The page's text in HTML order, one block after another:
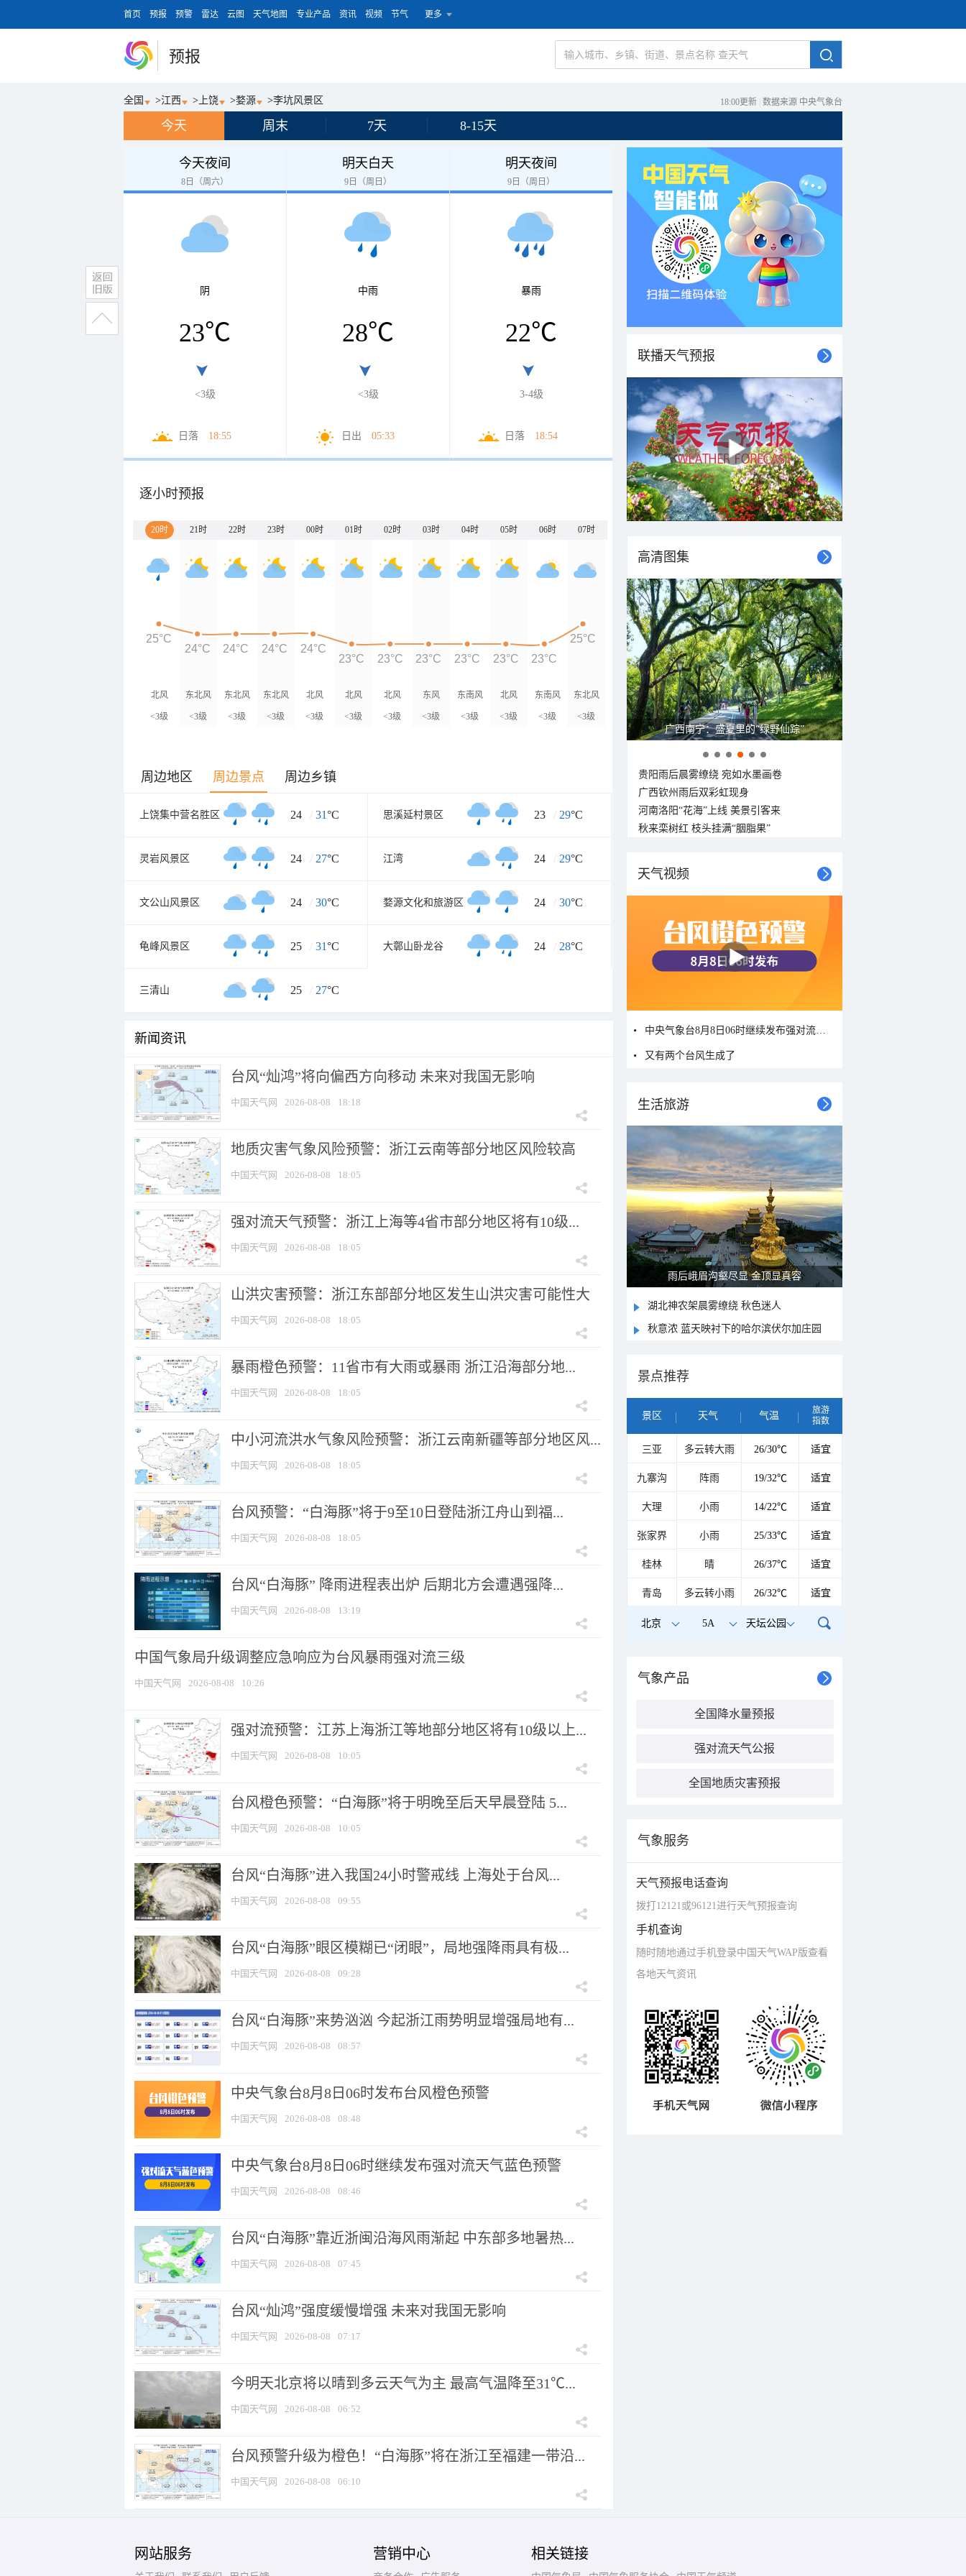
首页 预报 预警 雷达 云图 天气地图 专业产品 资讯 视频 节气 更多
预报
全国 >江西 > 上饶 >婺源 >李坑风景区 18:00更新 数据来源 中央气象台
今天 周末 7天 8-15天
今天夜间
8日（周六）
阴
23℃
<3级
日落 18:55
明天白天
9日（周日）
中雨
28℃
<3级
日出 05:33
明天夜间
9日（周日）
暴雨
22℃
3-4级
日落 18:54
逐小时预报
20时 21时 22时 23时 00时 01时 02时 03时 04时 05时 06时 07时
北风
<3级
东北风
<3级
东北风
<3级
东北风
<3级
北风
<3级
北风
<3级
北风
<3级
东风
<3级
东南风
<3级
北风
<3级
东南风
<3级
东北风
<3级
25°C
24°C
24°C 24°C
24°C
23°C
23°C 23°C 23°C 23°C 23°C
25°C
周边地区 周边景点 周边乡镇
上饶集中营名胜区 24 / 31°C 思溪延村景区 23 / 29°C
灵岩风景区 24 / 27°C 江湾 24 / 29°C
文公山风景区 24 / 30°C 婺源文化和旅游区 24 / 30°C
龟峰风景区 25 / 31°C 大鄣山卧龙谷 24 / 28°C
三清山 25 / 27°C
新闻资讯
台风“灿鸿”将向偏西方向移动 未来对我国无影响
中国天气网 2026-08-08 18:18
地质灾害气象风险预警：浙江云南等部分地区风险较高
中国天气网 2026-08-08 18:05
强对流天气预警：浙江上海等4省市部分地区将有10级...
中国天气网 2026-08-08 18:05
山洪灾害预警：浙江东部部分地区发生山洪灾害可能性大
中国天气网 2026-08-08 18:05
暴雨橙色预警：11省市有大雨或暴雨 浙江沿海部分地...
中国天气网 2026-08-08 18:05
中小河流洪水气象风险预警：浙江云南新疆等部分地区风...
中国天气网 2026-08-08 18:05
台风预警：“白海豚”将于9至10日登陆浙江舟山到福...
中国天气网 2026-08-08 18:05
台风“白海豚” 降雨进程表出炉 后期北方会遭遇强降...
中国天气网 2026-08-08 13:19
中国气象局升级调整应急响应为台风暴雨强对流三级
中国天气网 2026-08-08 10:26
强对流预警：江苏上海浙江等地部分地区将有10级以上...
中国天气网 2026-08-08 10:05
台风橙色预警：“白海豚”将于明晚至后天早晨登陆 5...
中国天气网 2026-08-08 10:05
台风“白海豚”进入我国24小时警戒线 上海处于台风...
中国天气网 2026-08-08 09:55
台风“白海豚”眼区模糊已“闭眼”，局地强降雨具有极...
中国天气网 2026-08-08 09:28
台风“白海豚”来势汹汹 今起浙江雨势明显增强局地有...
中国天气网 2026-08-08 08:57
中央气象台8月8日06时发布台风橙色预警
中国天气网 2026-08-08 08:48
中央气象台8月8日06时继续发布强对流天气蓝色预警
中国天气网 2026-08-08 08:46
台风“白海豚”靠近浙闽沿海风雨渐起 中东部多地暑热...
中国天气网 2026-08-08 07:45
台风“灿鸿”强度缓慢增强 未来对我国无影响
中国天气网 2026-08-08 07:17
今明天北京将以晴到多云天气为主 最高气温降至31℃...
中国天气网 2026-08-08 06:52
台风预警升级为橙色！“白海豚”将在浙江至福建一带沿...
中国天气网 2026-08-08 06:10
联播天气预报
高清图集
广西南宁：盛夏里的“绿野仙踪”
贵阳雨后晨雾缭绕 宛如水墨画卷
广西钦州雨后双彩虹现身
河南洛阳“花海”上线 美景引客来
秋来栾树红 枝头挂满“胭脂果”
天气视频
中央气象台8月8日06时继续发布强对流天气蓝色预警
又有两个台风生成了
生活旅游
雨后峨眉沟壑尽显 金顶显真容
湖北神农架晨雾缭绕 秋色迷人
秋意浓 蓝天映衬下的哈尔滨伏尔加庄园
景点推荐
景区 天气 气温
旅游
指数
三亚 多云转大雨 26/30℃ 适宜
九寨沟 阵雨 19/32℃ 适宜
大理 小雨 14/22℃ 适宜
张家界 小雨 25/33℃ 适宜
桂林 晴 26/37℃ 适宜
青岛 多云转小雨 26/32℃ 适宜
北京 5A 天坛公园
气象产品
全国降水量预报
强对流天气公报
全国地质灾害预报
气象服务
天气预报电话查询
拨打12121或96121进行天气预报查询
手机查询
随时随地通过手机登录中国天气WAP版查看
各地天气资讯
网站服务 营销中心 相关链接